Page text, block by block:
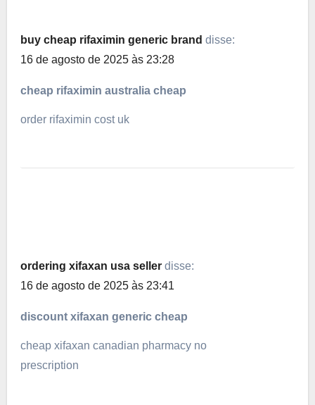
buy cheap rifaximin generic brand disse:
16 de agosto de 2025 às 23:28
cheap rifaximin australia cheap
order rifaximin cost uk
ordering xifaxan usa seller disse:
16 de agosto de 2025 às 23:41
discount xifaxan generic cheap
cheap xifaxan canadian pharmacy no
prescription